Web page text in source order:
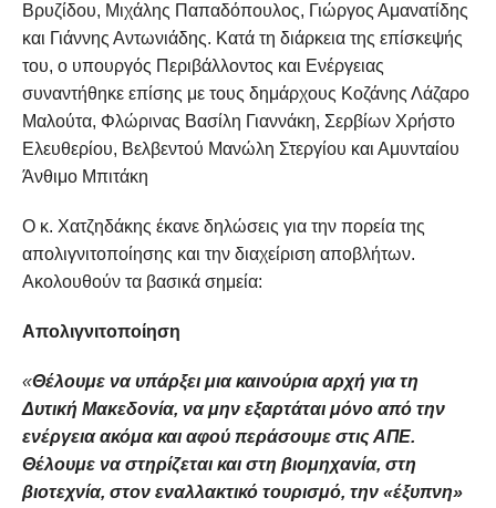
Βρυζίδου, Μιχάλης Παπαδόπουλος, Γιώργος Αμανατίδης
και Γιάννης Αντωνιάδης. Κατά τη διάρκεια της επίσκεψής
του, ο υπουργός Περιβάλλοντος και Ενέργειας
συναντήθηκε επίσης με τους δημάρχους Κοζάνης Λάζαρο
Μαλούτα, Φλώρινας Βασίλη Γιαννάκη, Σερβίων Χρήστο
Ελευθερίου, Βελβεντού Μανώλη Στεργίου και Αμυνταίου
Άνθιμο Μπιτάκη
Ο κ. Χατζηδάκης έκανε δηλώσεις για την πορεία της
απολιγνιτοποίησης και την διαχείριση αποβλήτων.
Ακολουθούν τα βασικά σημεία:
Απολιγνιτοποίηση
«Θέλουμε να υπάρξει μια καινούρια αρχή για τη
Δυτική Μακεδονία, να μην εξαρτάται μόνο από την
ενέργεια ακόμα και αφού περάσουμε στις ΑΠΕ.
Θέλουμε να στηρίζεται και στη βιομηχανία, στη
βιοτεχνία, στον εναλλακτικό τουρισμό, την «έξυπνη»